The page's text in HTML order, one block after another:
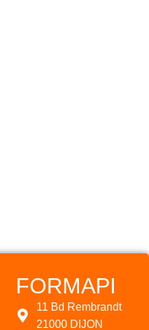
FORMAPI
11 Bd Rembrandt
21000 DIJON